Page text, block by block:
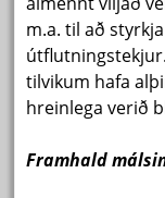
m.a. til að
tilvikum hafa
hreinlega verið
Framhald